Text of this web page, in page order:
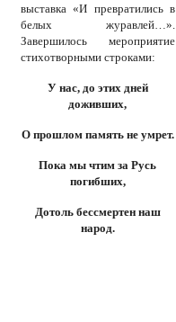
выставка «И превратились в
белых журавлей…».
Завершилось мероприятие
стихотворными строками:
У нас, до этих дней
доживших,
О прошлом память не умрет.
Пока мы чтим за Русь
погибших,
Дотоль бессмертен наш
народ.